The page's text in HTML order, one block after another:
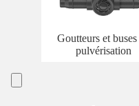
Goutteurs et buses
pulvérisation